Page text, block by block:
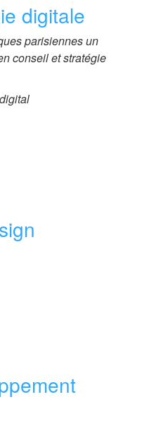
digitale
parisiennes un
conseil et stratégie